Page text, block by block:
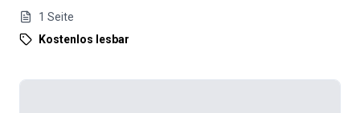
1 Seite
Kostenlos lesbar